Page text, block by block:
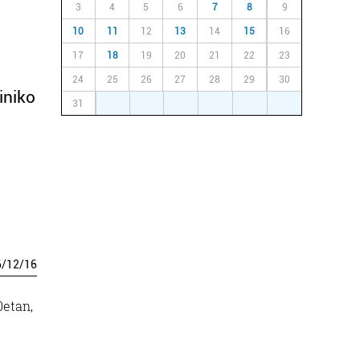
/12/16
3 4 5 6 7 8 9
10 11 12 13 14 15 16
17 18 19 20 21 22 23
24 25 26 27 28 29 30
31